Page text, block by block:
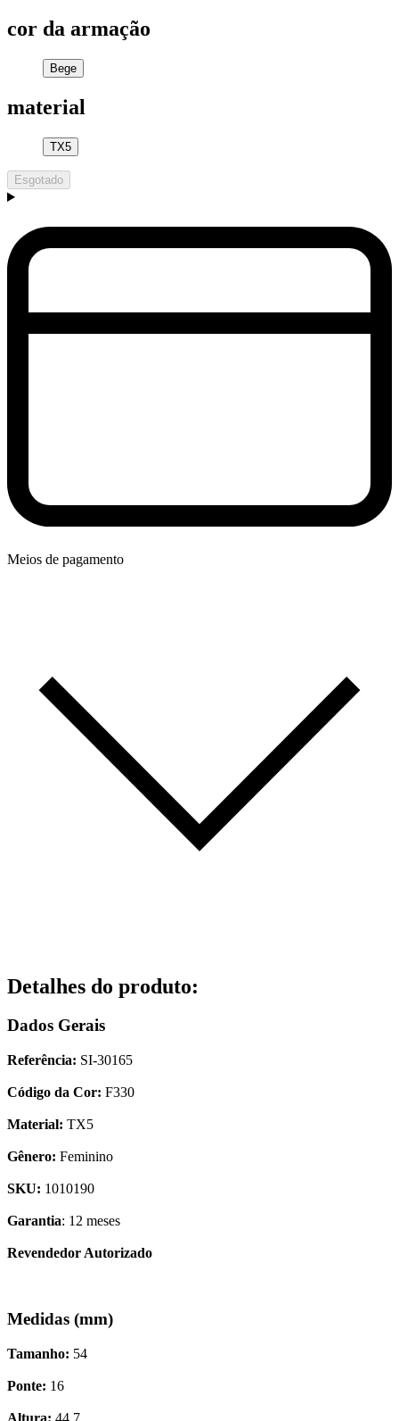
cor da armação
Bege
material
TX5
Esgotado
Meios de pagamento
Detalhes do produto:
Dados Gerais
Referência: SI-30165
Código da Cor: F330
Material: TX5
Gênero: Feminino
SKU: 1010190
Garantia: 12 meses
Revendedor Autorizado
Medidas (mm)
Tamanho: 54
Ponte: 16
Altura: 44.7